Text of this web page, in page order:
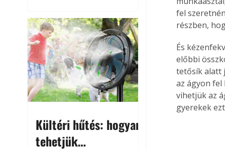
megközelítheti. Ez nemcsak a
beszállást teszi kellemetlenné,
hanem az autó állapotára és a
benne hagyott tárgyakra is
káros hatással lehet. Néhány
egyszerű óvintézkedéssel
azonban jelentősen
csökkenthetjük a hőség káros
Kültéri hűtés: hogyan
tehetjük
fel
részben,
És
előbbi
tetősík alatt
az ágyon fel
vihetjük az
gyerekek